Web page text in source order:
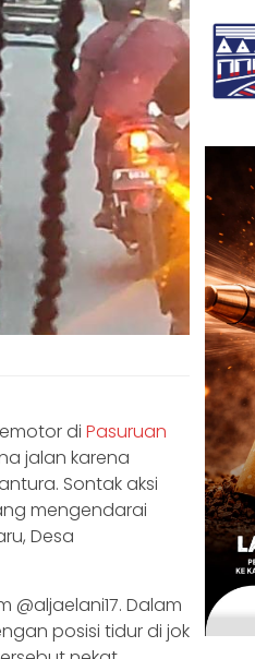
di Pasuruan
jalan karena
Sontak aksi
mengendarai
Desa
Dalam
posisi tidur di jok